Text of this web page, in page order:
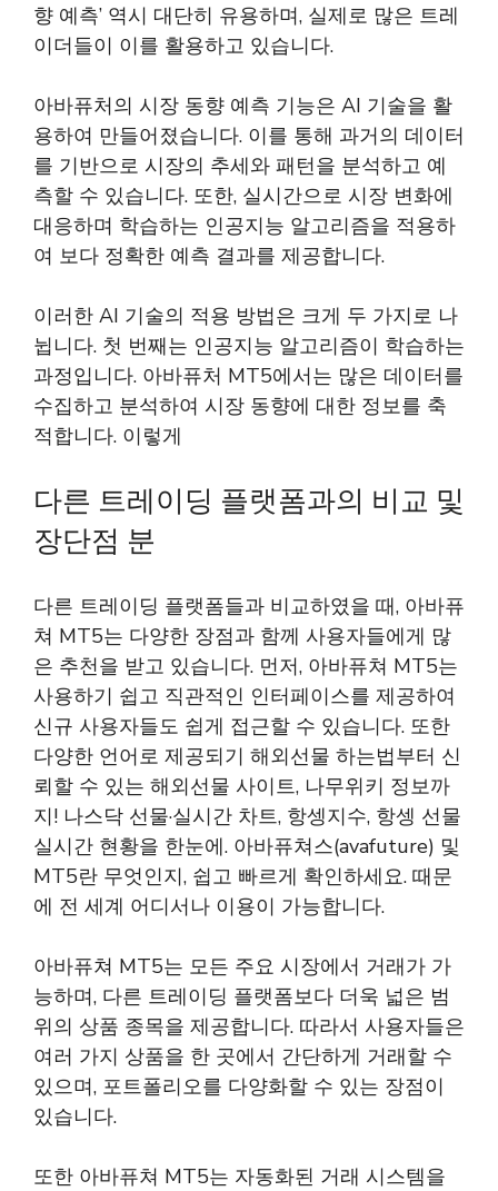
향 예측’ 역시 대단히 유용하며, 실제로 많은 트레
이더들이 이를 활용하고 있습니다.
아바퓨처의 시장 동향 예측 기능은 AI 기술을 활
용하여 만들어졌습니다. 이를 통해 과거의 데이터
를 기반으로 시장의 추세와 패턴을 분석하고 예
측할 수 있습니다. 또한, 실시간으로 시장 변화에
대응하며 학습하는 인공지능 알고리즘을 적용하
여 보다 정확한 예측 결과를 제공합니다.
이러한 AI 기술의 적용 방법은 크게 두 가지로 나
뉩니다. 첫 번째는 인공지능 알고리즘이 학습하는
과정입니다. 아바퓨처 MT5에서는 많은 데이터를
수집하고 분석하여 시장 동향에 대한 정보를 축
적합니다. 이렇게
다른 트레이딩 플랫폼과의 비교 및
장단점 분
다른 트레이딩 플랫폼들과 비교하였을 때, 아바퓨
쳐 MT5는 다양한 장점과 함께 사용자들에게 많
은 추천을 받고 있습니다. 먼저, 아바퓨쳐 MT5는
사용하기 쉽고 직관적인 인터페이스를 제공하여
신규 사용자들도 쉽게 접근할 수 있습니다. 또한
다양한 언어로 제공되기 해외선물 하는법부터 신
뢰할 수 있는 해외선물 사이트, 나무위키 정보까
지! 나스닥 선물·실시간 차트, 항셍지수, 항셍 선물
실시간 현황을 한눈에. 아바퓨쳐스(avafuture) 및
MT5란 무엇인지, 쉽고 빠르게 확인하세요. 때문
에 전 세계 어디서나 이용이 가능합니다.
아바퓨쳐 MT5는 모든 주요 시장에서 거래가 가
능하며, 다른 트레이딩 플랫폼보다 더욱 넓은 범
위의 상품 종목을 제공합니다. 따라서 사용자들은
여러 가지 상품을 한 곳에서 간단하게 거래할 수
있으며, 포트폴리오를 다양화할 수 있는 장점이
있습니다.
또한 아바퓨쳐 MT5는 자동화된 거래 시스템을